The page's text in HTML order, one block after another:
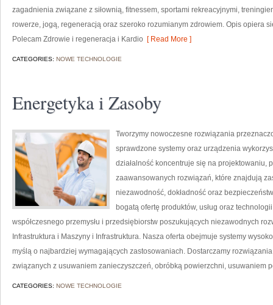
zagadnienia związane z siłownią, fitnessem, sportami rekreacyjnymi,
rowerze, jogą, regeneracją oraz szeroko rozumianym zdrowiem. Opis opiera
Polecam Zdrowie i regeneracja i Kardio [ Read More ]
CATEGORIES: NOWE TECHNOLOGIE
Energetyka i Zasoby
Tworzymy nowoczesne rozwiązania
sprawdzone systemy oraz urządzenia
działalność koncentruje się na projektowaniu,
zaawansowanych rozwiązań, które znajdują
niezawodność, dokładność oraz
bogatą ofertę produktów, usług oraz
współczesnego przemysłu i przedsiębiorstw poszukujących niezawodnych
Infrastruktura i Maszyny i Infrastruktura. Nasza oferta obejmuje systemy
myślą o najbardziej wymagających zastosowaniach. Dostarczamy
związanych z usuwaniem zanieczyszczeń, obróbką powierzchni, usuwaniem
CATEGORIES: NOWE TECHNOLOGIE